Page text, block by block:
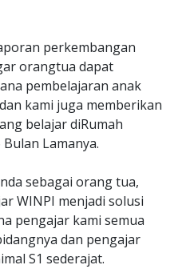
perkembangan
orangtua dapat
pembelajaran anak
kami juga memberikan
belajar diRumah
Lamanya.
sebagai orang tua,
WINPI menjadi solusi
pengajar kami semua
dan pengajar
S1 sederajat.